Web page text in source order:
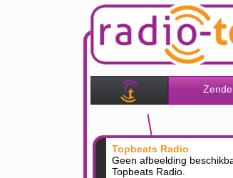
Topbeats Radio
Geen afbeelding
Topbeats Radio.